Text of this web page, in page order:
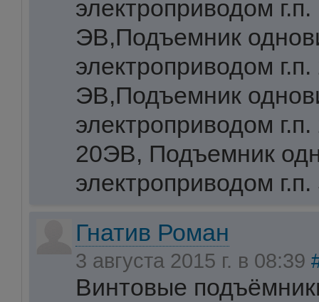
электроприводом
ЭВ,Подъемник
электроприводом
ЭВ,Подъемник
электроприводом
20ЭВ, Подъемник
электроприводом
Гнатив Роман
3 августа 2015 г. в 08:39
Винтовые